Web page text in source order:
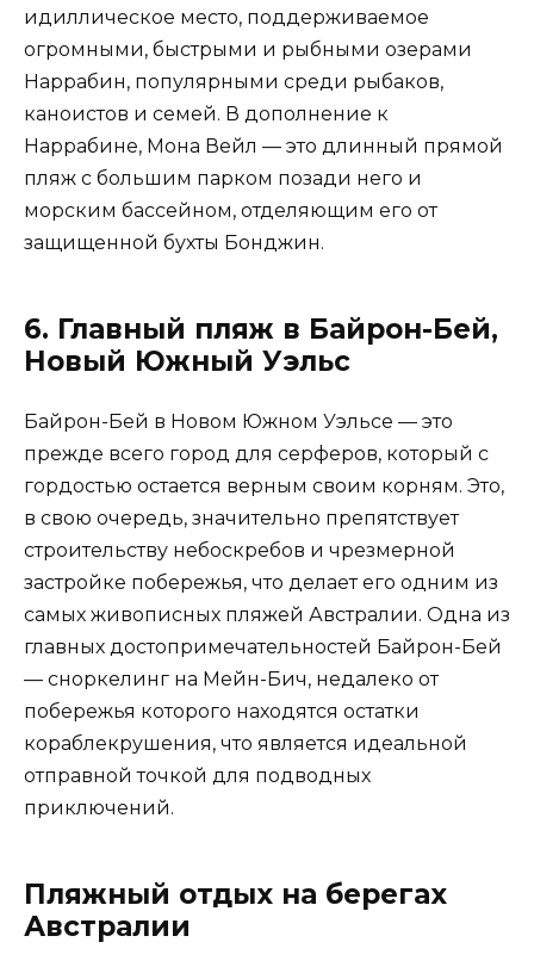
идиллическое место, поддерживаемое
огромными, быстрыми и рыбными озерами
Наррабин, популярными среди рыбаков,
каноистов и семей. В дополнение к
Наррабине, Мона Вейл — это длинный прямой
пляж с большим парком позади него и
морским бассейном, отделяющим его от
защищенной бухты Бонджин.
6. Главный пляж в Байрон-Бей,
Новый Южный Уэльс
Байрон-Бей в Новом Южном Уэльсе — это
прежде всего город для серферов, который с
гордостью остается верным своим корням. Это,
в свою очередь, значительно препятствует
строительству небоскребов и чрезмерной
застройке побережья, что делает его одним из
самых живописных пляжей Австралии. Одна из
главных достопримечательностей Байрон-Бей
— сноркелинг на Мейн-Бич, недалеко от
побережья которого находятся остатки
кораблекрушения, что является идеальной
отправной точкой для подводных
приключений.
Пляжный отдых на берегах
Австралии